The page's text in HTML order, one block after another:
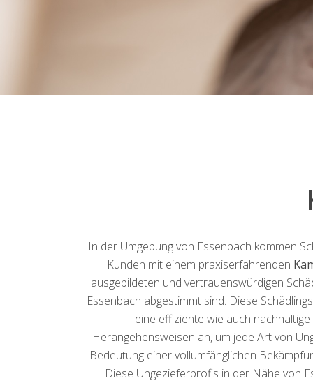
In der Umgebung von Essenbach kommen
Kunden mit einem praxiserfahrenden
ausgebildeten und vertrauenswürdigen
Essenbach abgestimmt sind. Diese
eine effiziente wie auch
Herangehensweisen an, um jede Art von
Bedeutung einer vollumfänglichen
Diese Ungezieferprofis in der Nähe von